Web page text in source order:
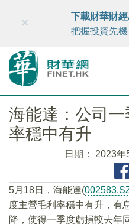
財華智庫網 FINTV
×
下載財華財
把握投資先機
海能達：公司一
率穩中有升
日期： 2023年
5月18日，海能達(
度主營毛利率穩中有升，有
降，使得一季度虧損較去年